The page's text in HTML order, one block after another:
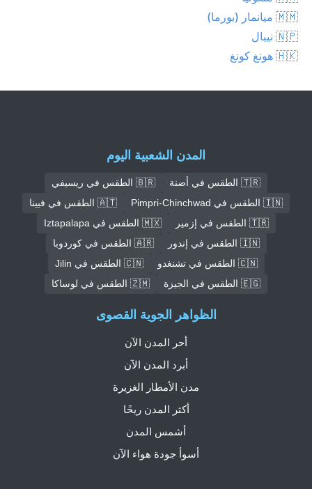
🇲🇲 ميانمار (بورما)
🇳🇵 نيبال
🇭🇰 هونغ كونغ
المدن الشعبية اليوم
🇹🇷 الطقس في أضنة
🇧🇷 الطقس في ريسيفي
🇮🇳 الطقس في Pimpri-Chinchwad
🇦🇹 الطقس في فيينا
🇹🇷 الطقس في إزمير
🇲🇽 الطقس في Iztapalapa
🇮🇳 الطقس في إندور
🇦🇷 الطقس في كوردوبا
🇨🇳 الطقس في تشنغدو
🇨🇳 الطقس في Jilin
🇪🇬 الطقس في الجيزة
🇿🇲 الطقس في لوساكا
الظواهر الجوية القصوى
أحر المدن الآن
أبرد المدن الآن
مدن الأمطار الغزيرة
أكثر المدن ريحًا
أشمس المدن
أسوأ جودة هواء الآن